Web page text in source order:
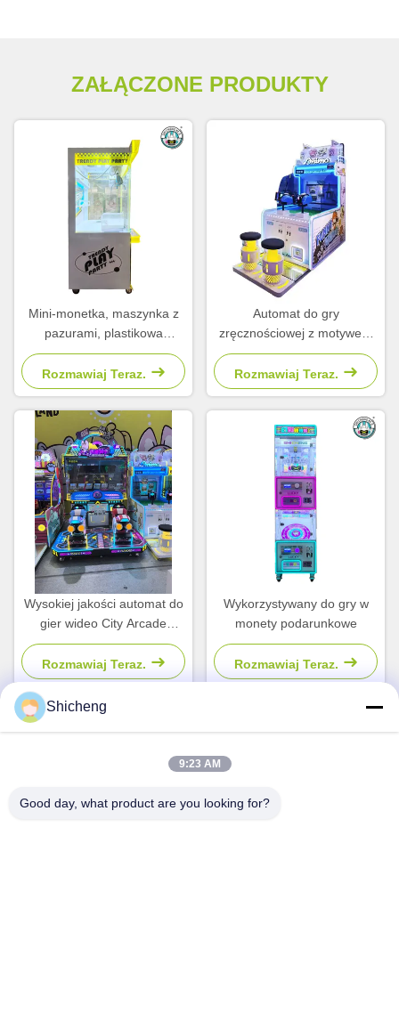
ZAŁĄCZONE PRODUKTY
Mini-monetka, maszynka z
pazurami, plastikowa
maszyna, symulator
macierzyński
Rozmawiaj Teraz.
Automat do gry
zręcznościowej z motywem
kreskówkowym, strzelaniem
do piłek, na monety, dla
dzieci w parku rozrywki
Rozmawiaj Teraz.
Wysokiej jakości automat do
gier wideo City Arcade
Racing Simulator dla 2
graczy dla dzieci
Rozmawiaj Teraz.
Wykorzystywany do gry w
monety podarunkowe
Rozmawiaj Teraz.
Adres
Shicheng
9:23 AM
Good day, what product are you looking for?